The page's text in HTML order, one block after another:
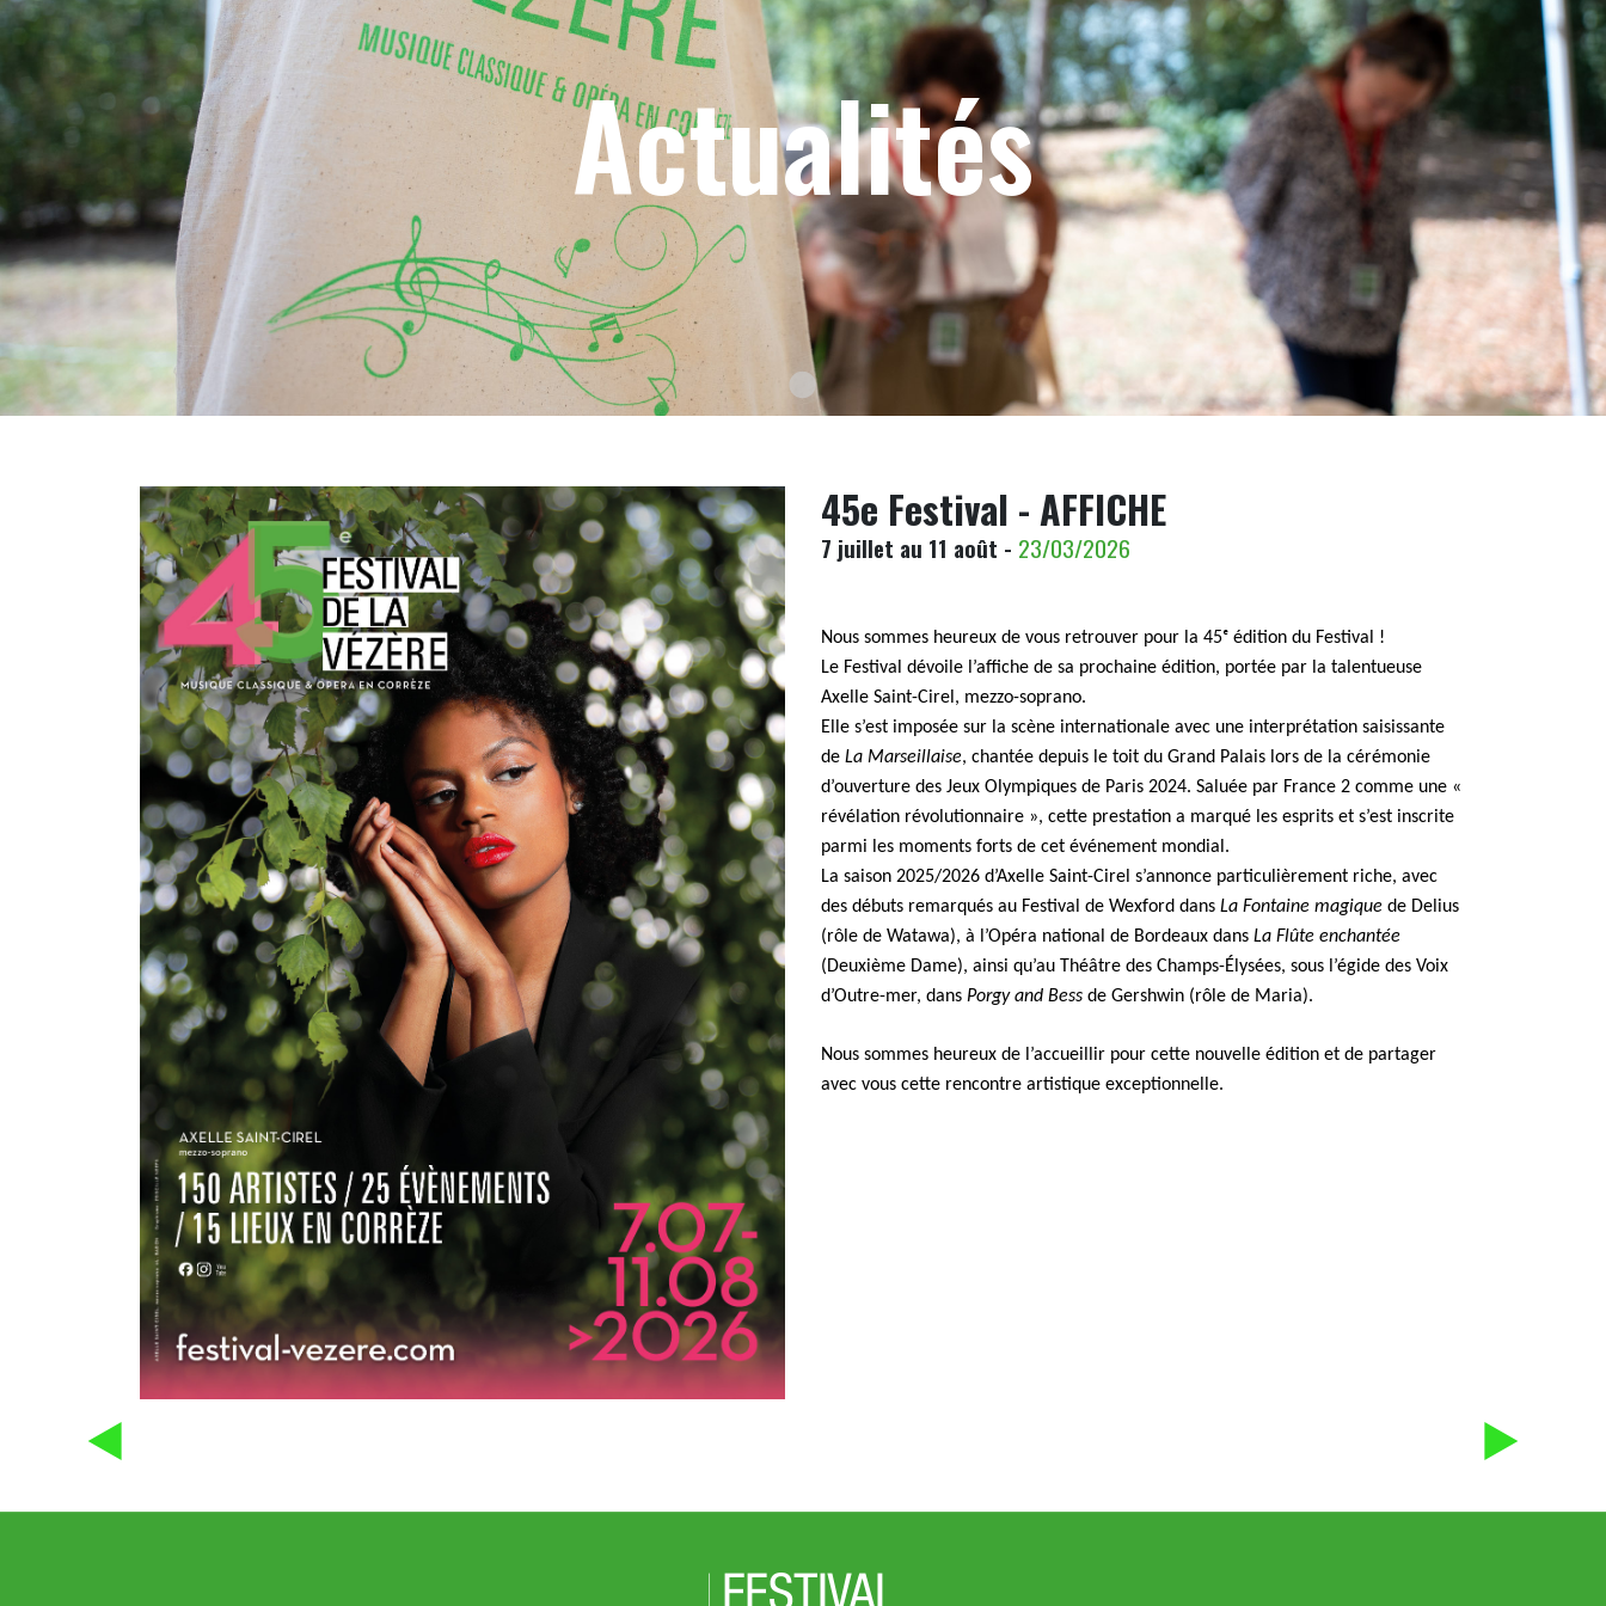
Texte du slide
Actualités
Image 45e Festival - AFFICHE
7 juillet au 11 août - 23/03/2026
Nous sommes heureux de vous retrouver pour la 45ᵉ édition du Festival !
Le Festival dévoile l’affiche de sa prochaine édition, portée par la talentueuse
Axelle Saint-Cirel, mezzo-soprano.
Elle s’est imposée sur la scène internationale avec une interprétation saisissante
de La Marseillaise, chantée depuis le toit du Grand Palais lors de la cérémonie
d’ouverture des Jeux Olympiques de Paris 2024. Saluée par France 2 comme une «
révélation révolutionnaire », cette prestation a marqué les esprits et s’est inscrite
parmi les moments forts de cet événement mondial.
La saison 2025/2026 d’Axelle Saint-Cirel s’annonce particulièrement riche, avec
des débuts remarqués au Festival de Wexford dans La Fontaine magique de Delius
(rôle de Watawa), à l’Opéra national de Bordeaux dans La Flûte enchantée
(Deuxième Dame), ainsi qu’au Théâtre des Champs-Élysées, sous l’égide des Voix
d’Outre-mer, dans Porgy and Bess de Gershwin (rôle de Maria).
Nous sommes heureux de l’accueillir pour cette nouvelle édition et de partager
avec vous cette rencontre artistique exceptionnelle.